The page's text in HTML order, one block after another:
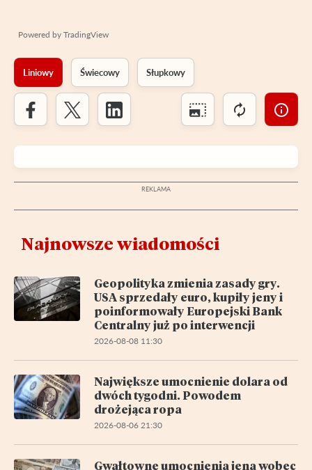
Powered by TradingView
Liniowy Świecowy Słupkowy
Najnowsze wiadomości
Geopolityka zmienia zasady gry.
USA sprzedały euro, kupiły jeny i
poinformowały Europejski Bank
Centralny już po interwencji
2026-08-08 11:30
Największe umocnienie dolara od
dwóch tygodni. Powodem
drożejąca ropa
2026-08-06 21:30
Gwałtowne umocnienia jena wobec